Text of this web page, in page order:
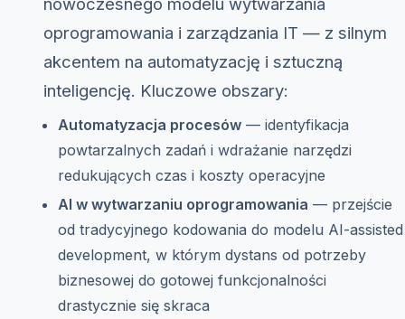
oprogramowania i zarządzania IT — z silnym
akcentem na automatyzację i sztuczną
inteligencję. Kluczowe obszary:
Automatyzacja procesów — identyfikacja
powtarzalnych zadań i wdrażanie narzędzi
redukujących czas i koszty operacyjne
AI w wytwarzaniu oprogramowania — przejście
od tradycyjnego kodowania do modelu AI-assisted
development, w którym dystans od potrzeby
biznesowej do gotowej funkcjonalności
drastycznie się skraca